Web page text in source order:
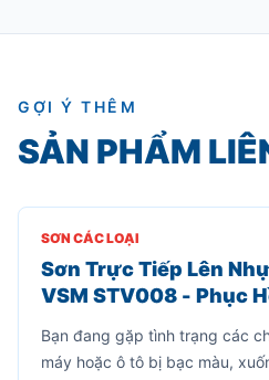
GỢI Ý THÊM
SẢN PHẨM